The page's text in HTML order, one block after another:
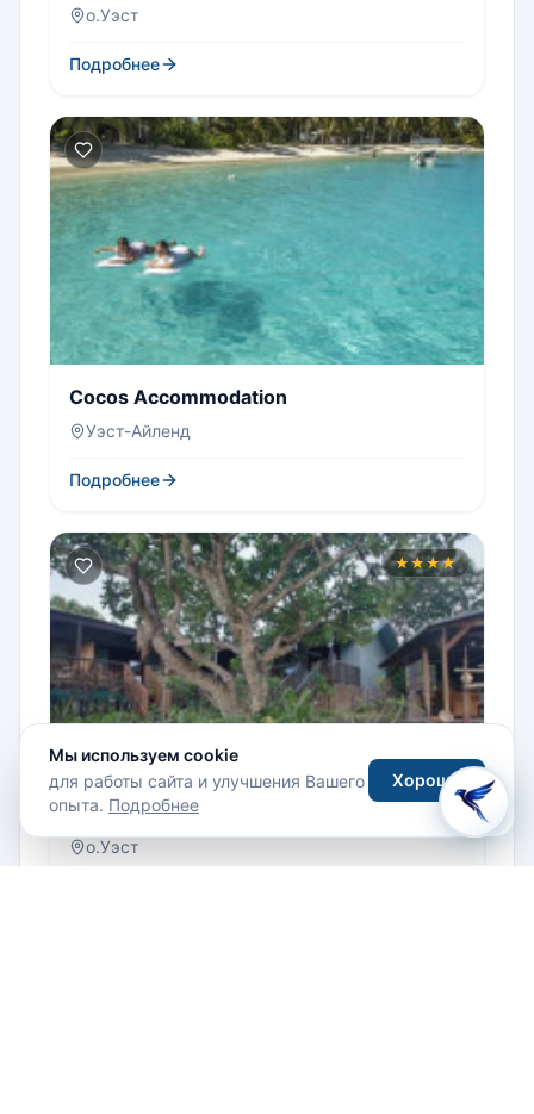
о.Уэст
Подробнее
Cocos Accommodation
Уэст-Айленд
Подробнее
★★★★
Cocos Seaview
о.Уэст
Мы используем cookie
для работы сайта и улучшения Вашего
опыта. Подробнее
Хорошо